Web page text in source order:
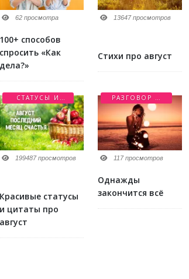
62 просмотра
100+ способов
спросить «Как
дела?»
13647 просмотров
Стихи про август
СТАТУСЫ И
ЦИТАТЫ
199487 просмотров
Красивые статусы
и цитаты про
август
РАЗГОВОР О
ЛЮБВИ
117 просмотров
Однажды
закончится всё